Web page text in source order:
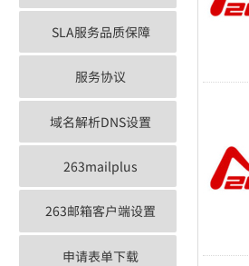
SLA服务品质保障
服务协议
域名解析DNS设置
263mailplus
263邮箱客户端设置
申请表单下载